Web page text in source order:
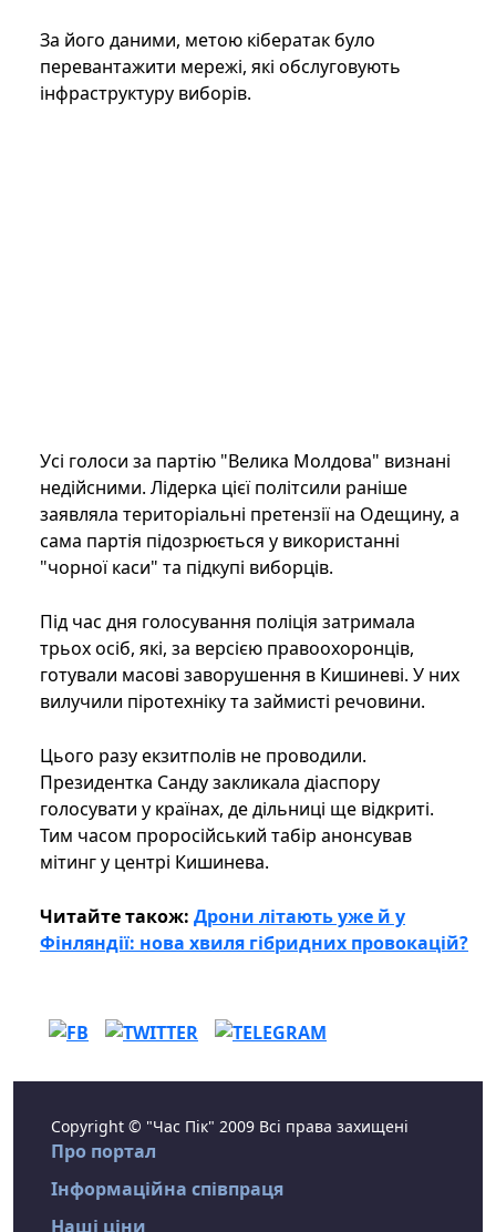
За його даними, метою кібератак було
перевантажити мережі, які обслуговують
інфраструктуру виборів.
Усі голоси за партію "Велика Молдова" визнані
недійсними. Лідерка цієї політсили раніше
заявляла територіальні претензії на Одещину, а
сама партія підозрюється у використанні
"чорної каси" та підкупі виборців.
Під час дня голосування поліція затримала
трьох осіб, які, за версією правоохоронців,
готували масові заворушення в Кишиневі. У них
вилучили піротехніку та займисті речовини.
Цього разу екзитполів не проводили.
Президентка Санду закликала діаспору
голосувати у країнах, де дільниці ще відкриті.
Тим часом проросійський табір анонсував
мітинг у центрі Кишинева.
Читайте також: Дрони літають уже й у
Фінляндії: нова хвиля гібридних провокацій?
Copyright © "Час Пік" 2009 Всі права захищені
Про портал
Інформаційна співпраця
Наші ціни